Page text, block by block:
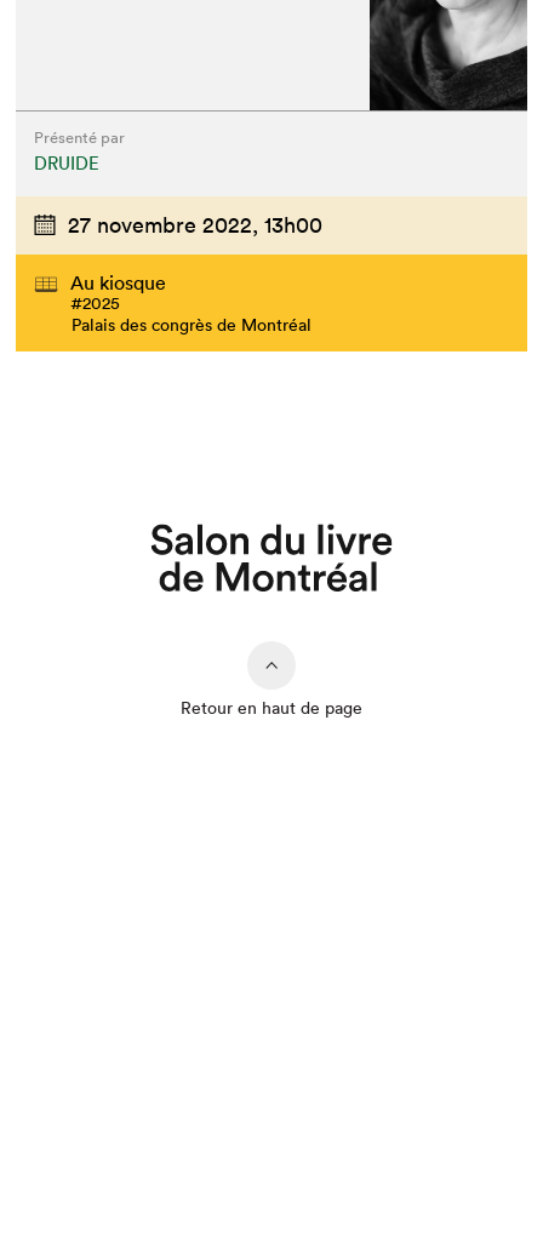
Présenté par
DRUIDE
27 novembre 2022, 13h00
Au kiosque
#2025
Palais des congrès de Montréal
Retour en haut de page